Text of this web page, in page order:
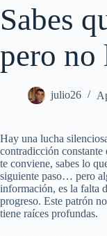
Sabes
pero no
julio26
Hay una lucha
contradicción
te conviene, sabes lo
siguiente paso… pero
información, es la falta
progreso. Este patrón
tiene raíces profundas.